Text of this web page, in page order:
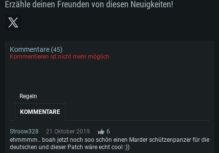
Empfohlen
Prozessor: Intel Core i5 / Ryzen 5 3600 oder besser
Netzwerk: Breitband-Internetverbindung
Festplatte: 60,2 GB (Full Client)
Festplatte: 21,5 GB (minimaler Client)
Empfohlen
Prozessor: Intel Core i7 (Intel Xeon Prozessoren werden nicht unterstützt)
Netzwerk: Breitband-Internetverbindung
Festplatte: 60,2 GB (Full Client)
Netzwerk: Breitband-Internetverbindung
Festplatte: 21,5 GB (minimaler Client)
Betriebssystem: Ubuntu 20.04 64bit
Monate) / vergleichbare AMD (Radeon RX 570) mit den neuesten Treibern
Festplatte: 60,2 GB (Full Client)
Erzähle deinen Freunden von diesen Neuigkeiten!
Kommentare (45)
Kommentieren ist nicht mehr möglich
Regeln
KOMMENTARE
Stroow328 21 Oktober 2019
6
ehmmmm.. boah jetzt noch soo schön einen Marder schützenpanzer für die
deutschen und dieser Patch wäre echt cool :))